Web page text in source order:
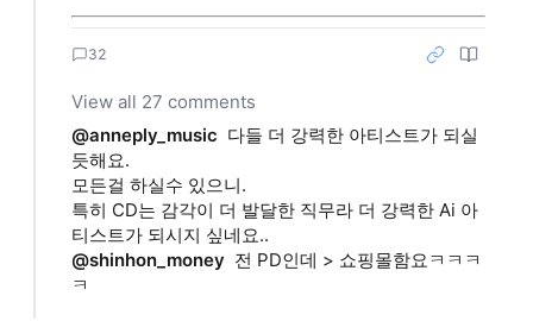
32
View all 27 comments
@anneply_music 다들 더 강력한 아티스트가 되실
듯해요.
모든걸 하실수 있으니.
특히 CD는 감각이 더 발달한 직무라 더 강력한 Ai 아
티스트가 되시지 싶네요..
@shinhon_money 전 PD인데 > 쇼핑몰함요ㅋㅋㅋ
ㅋ